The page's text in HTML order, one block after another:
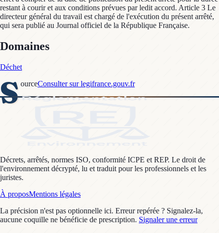
restant à courir et aux conditions prévues par ledit accord. Article 3 Le
directeur général du travail est chargé de l'exécution du présent arrêté,
qui sera publié au Journal officiel de la République Française.
Domaines
Déchet
S ourceConsulter sur legifrance.gouv.fr
Décrets, arrêtés, normes ISO, conformité ICPE et REP. Le droit de
l'environnement décrypté, lu et traduit pour les professionnels et les
juristes.
À proposMentions légales
La précision n'est pas optionnelle ici. Erreur repérée ? Signalez-la,
aucune coquille ne bénéficie de prescription. Signaler une erreur